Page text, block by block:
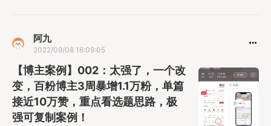
阿九
2022/09/08 16:09:05
【博主案例】002：太强了，一个改
变，百粉博主3周暴增1.1万粉，单篇
接近10万赞，重点看选题思路，极
强可复制案例！